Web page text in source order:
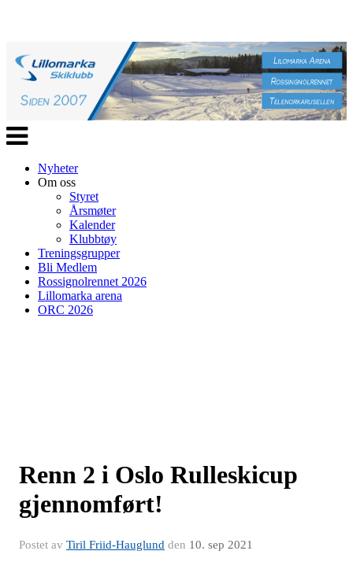
Veksle
navigasjon
Nyheter
Om oss
Styret
Årsmøter
Kalender
Klubbtøy
Treningsgrupper
Bli Medlem
Rossignolrennet 2026
Lillomarka arena
ORC 2026
Renn 2 i Oslo Rulleskicup
gjennomført!
Postet av Tiril Friid-Hauglund den 10. sep 2021